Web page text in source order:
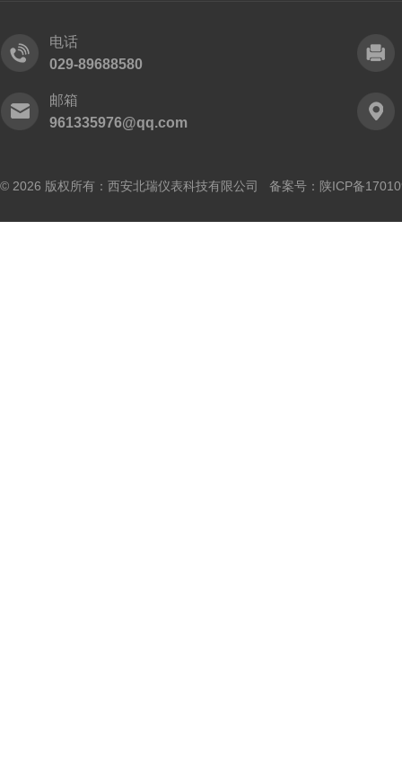
电话
029-89688580
邮箱
961335976@qq.com
© 2026 版权所有：西安北瑞仪表科技有限公司 备案号： 陕ICP备